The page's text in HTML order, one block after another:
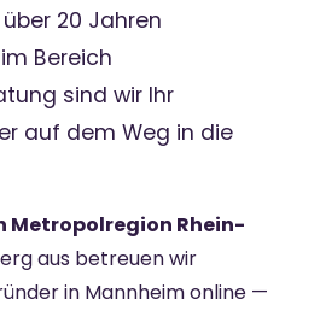
20 Jahren
Bereich
sind wir Ihr
auf dem Weg in die
Metropolregion Rhein-
aus betreuen wir
in Mannheim online —